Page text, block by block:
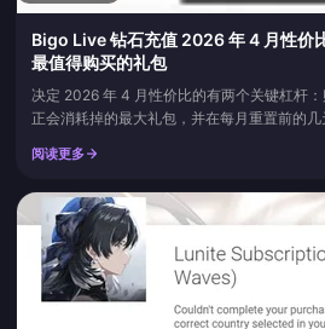
Bigo Live 钻石充值 2026 年 4 月性价
最值得购买的礼包
决定 2026 年 4 月性价比的有两个关键杠杆
正会消耗掉的最大礼包，并在每月重置前的
其他时间无法计入的等级额度。促销横幅、“+
阅读更多